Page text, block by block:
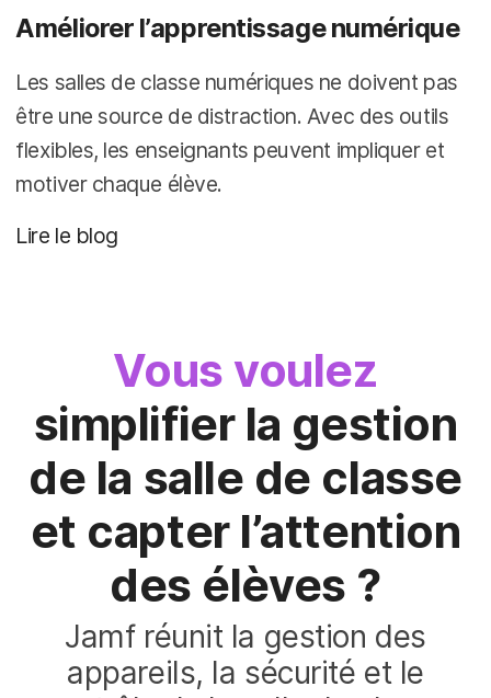
Améliorer l’apprentissage numérique
Les salles de classe numériques ne doivent pas
être une source de distraction. Avec des outils
flexibles, les enseignants peuvent impliquer et
motiver chaque élève.
Lire le blog
Vous voulez
simplifier la gestion
de la salle de classe
et capter l’attention
des élèves ?
Jamf réunit la gestion des
appareils, la sécurité et le